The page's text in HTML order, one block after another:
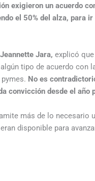
exigieron un acuerdo
el 50% del alza, para
Jara, explicó
tipo de acuerdo con
No es
convicción desde el año
más de lo
disponible para